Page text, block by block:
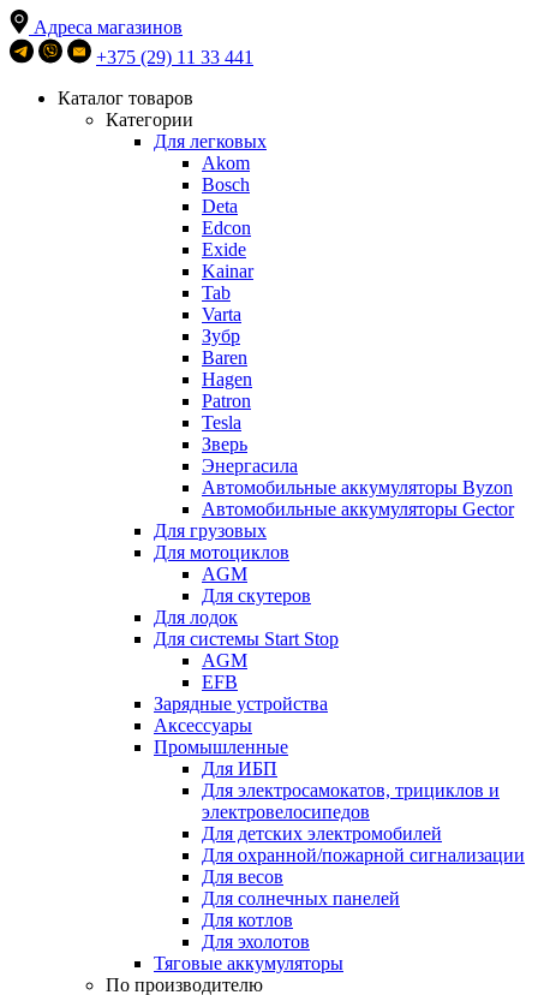
Адреса магазинов
+375 (29) 11 33 441
Каталог товаров
Категории
Для легковых
Akom
Bosch
Deta
Edcon
Exide
Kainar
Tab
Varta
Зубр
Baren
Hagen
Patron
Tesla
Зверь
Энергасила
Автомобильные аккумуляторы Byzon
Автомобильные аккумуляторы Gector
Для грузовых
Для мотоциклов
AGM
Для скутеров
Для лодок
Для системы Start Stop
AGM
EFB
Зарядные устройства
Аксессуары
Промышленные
Для ИБП
Для электросамокатов, трициклов и
электровелосипедов
Для детских электромобилей
Для охранной/пожарной сигнализации
Для весов
Для солнечных панелей
Для котлов
Для эхолотов
Тяговые аккумуляторы
По производителю